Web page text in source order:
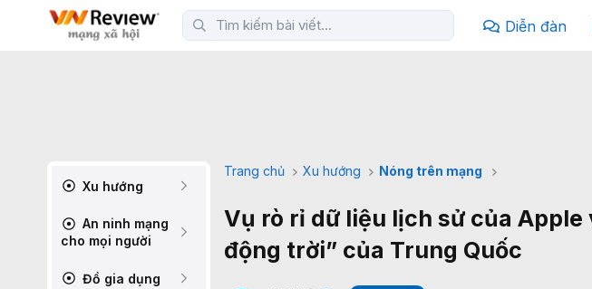
Diễn đàn
Xu hướng
An ninh mạng
cho mọi người
Đồ gia dụng
Trang chủ Xu hướng Nóng trên mạng
Vụ rò rỉ dữ liệu lịch sử của
động trời” của Trung Quốc